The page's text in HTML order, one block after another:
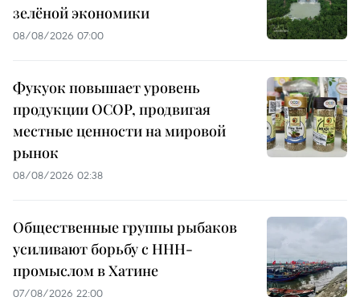
зелёной экономики
08/08/2026 07:00
Фукуок повышает уровень
продукции OCOP, продвигая
местные ценности на мировой
рынок
08/08/2026 02:38
Общественные группы рыбаков
усиливают борьбу с ННН-
промыслом в Хатине
07/08/2026 22:00